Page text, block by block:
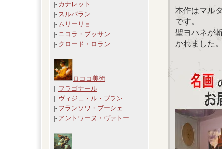
|- カナレット
|- スルバラン
|- ムリーリョ
|- ニコラ・プッサン
|- クロード・ロラン
ロココ美術
|- フラゴナール
|- ヴィジェ・ル・ブラン
|- フランソワ・ブーシェ
|- アントワーヌ・ヴァトー
本作はマル
です。
聖ヨハネが
かれました